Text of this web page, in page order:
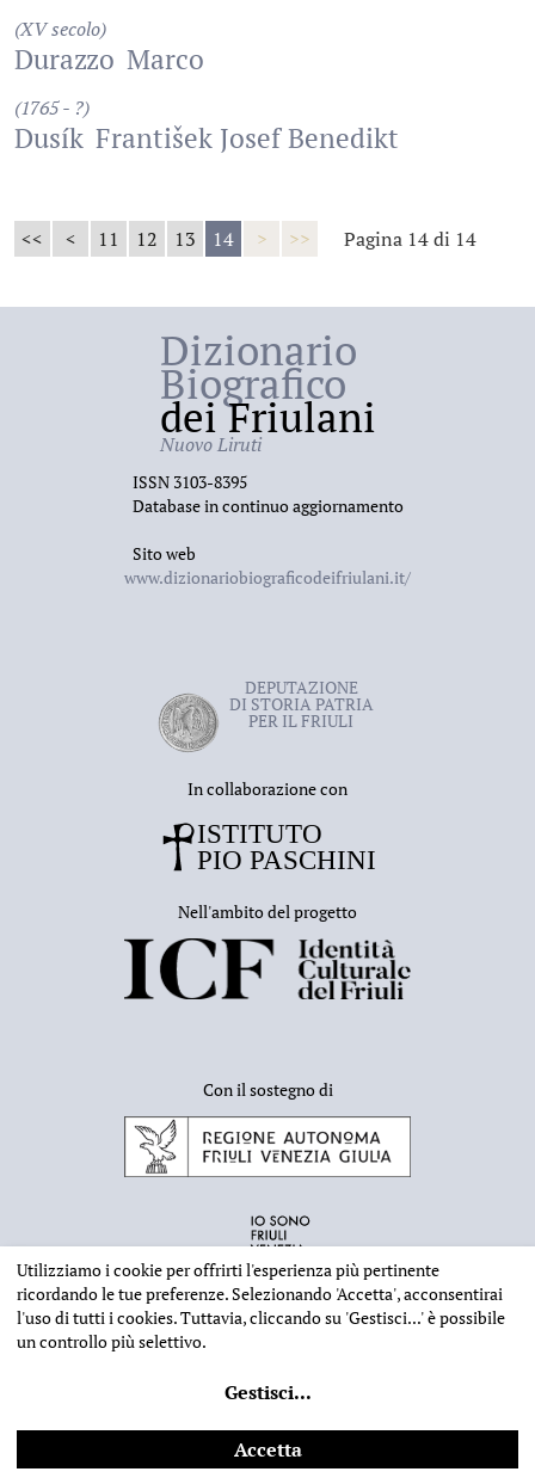
(XV secolo)
Durazzo Marco
(1765 - ?)
Dusík František Josef Benedikt
<< < 11 12 13 14 > >> Pagina 14 di 14
Dizionario
Biografico
dei Friulani
Nuovo Liruti
ISSN 3103-8395
Database in continuo aggiornamento
Sito web
www.dizionariobiograficodeifriulani.it/
DEPUTAZIONE
DI STORIA PATRIA
PER IL FRIULI
In collaborazione con
Nell'ambito del progetto
Con il sostegno di
2026 - Deputazione di Storia Patria per il Friuli - CF 80023560305
Web designIlaria Comello- Powered bySICAPWeb
Utilizziamo i cookie per offrirti l'esperienza più pertinente
ricordando le tue preferenze. Selezionando 'Accetta', acconsentirai
l'uso di tutti i cookies. Tuttavia, cliccando su 'Gestisci...'è possibile
un controllo più selettivo.
Gestisci...
Accetta